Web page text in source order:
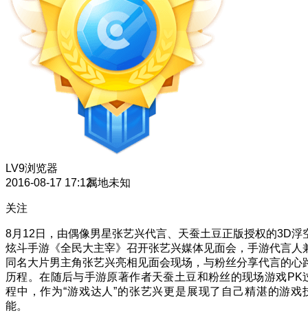
LV9浏览器
2016-08-17 17:12属地未知
关注
8月12日，由偶像男星张艺兴代言、天蚕土豆正版授权的3D浮
炫斗手游《全民大主宰》召开张艺兴媒体见面会，手游代言人
同名大片男主角张艺兴亮相见面会现场，与粉丝分享代言的心
历程。在随后与手游原著作者天蚕土豆和粉丝的现场游戏PK
程中，作为“游戏达人”的张艺兴更是展现了自己精湛的游戏
能。